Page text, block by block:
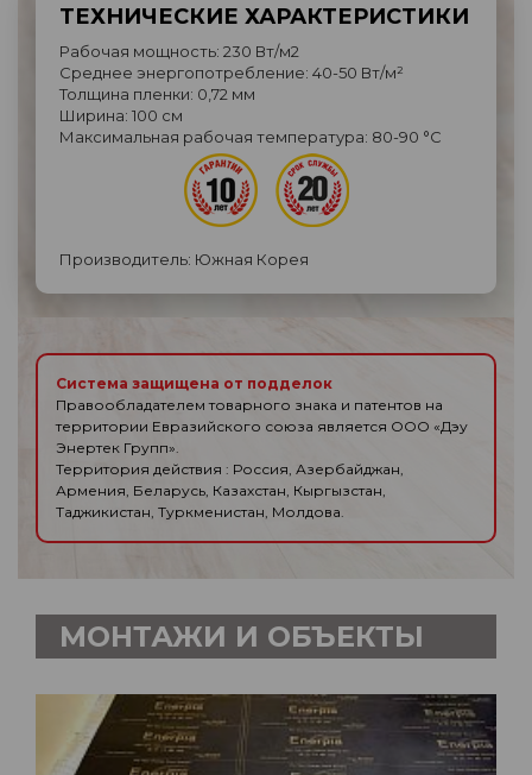
ТЕХНИЧЕСКИЕ ХАРАКТЕРИСТИКИ
Рабочая мощность: 230 Вт/м2
Среднее энергопотребление: 40-50 Вт/м²
Толщина пленки: 0,72 мм
Ширина: 100 см
Максимальная рабочая температура: 80-90 °С
Производитель: Южная Корея
Система защищена от подделок
Правообладателем товарного знака и патентов на
территории Евразийского союза является ООО «Дэу
Энертек Групп».
Территория действия : Россия, Азербайджан,
Армения, Беларусь, Казахстан, Кыргызстан,
Таджикистан, Туркменистан, Молдова.
МОНТАЖИ И ОБЪЕКТЫ